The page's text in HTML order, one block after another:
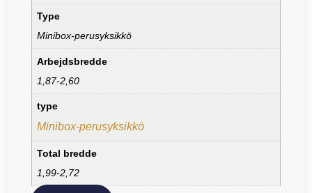
Type
Minibox-perusyksikkö
Arbejdsbredde
1,87-2,60
type
Minibox-perusyksikkö
Total bredde
1,99-2,72